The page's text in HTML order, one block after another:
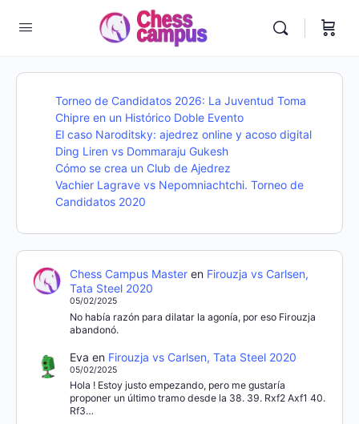
Torneo de Candidatos 2026: La Juventud Toma
Chipre en un Histórico Doble Evento
El caso Naroditsky: ajedrez online y acoso digital
Ding Liren vs Dommaraju Gukesh
Cómo se crea un Club de Ajedrez
Vachier Lagrave vs Nepomniachtchi. Torneo de
Candidatos 2020
Chess Campus Masteren Firouzja vs Carlsen,
Tata Steel 2020
05/02/2025
No había razón para dilatar la agonía, por eso Firouzja
abandonó.
Eva en Firouzja vs Carlsen, Tata Steel 2020
05/02/2025
Hola ! Estoy justo empezando, pero me gustaría
proponer un último tramo desde la 38. 39. Rxf2 Axf1 40.
Rf3…